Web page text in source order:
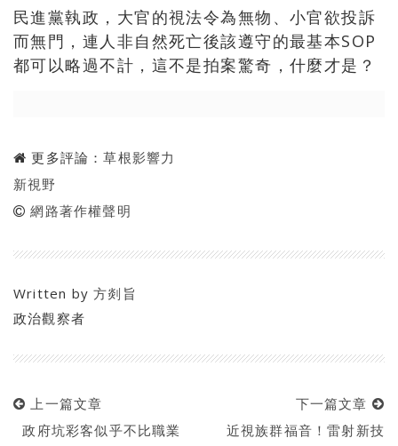
民進黨執政，大官的視法令為無物、小官欲投訴
而無門，連人非自然死亡後該遵守的最基本SOP
都可以略過不計，這不是拍案驚奇，什麼才是？
更多評論：草根影響力
新視野
網路著作權聲明
Written by方剡旨
政治觀察者
上一篇文章
政府坑彩客似乎不比職業
下一篇文章
近視族群福音！雷射新技